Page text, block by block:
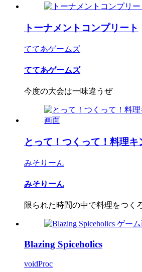
トーナメントコンプリート
ててあゲームズ
ててあゲームズ
今度の大会は一味違うぜ
とって！つくって！料理キ
みそりーん
みそりーん
限られた時間の中で料理をつく
Blazing Spiceholics
voidProc